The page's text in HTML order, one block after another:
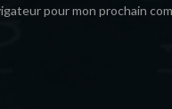
pour mon prochain